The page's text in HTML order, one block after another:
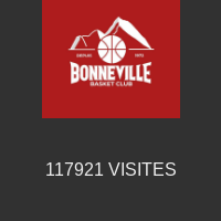
117921 VISITES